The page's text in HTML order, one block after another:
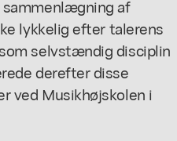
af
lykkelig efter talerens
selvstændig disciplin
derefter disse
ved Musikhøjskolen i